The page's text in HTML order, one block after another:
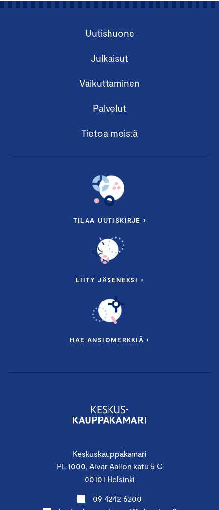
Keskuskauppakamari
PL 1000, Alvar Aallon katu 5 C
00101 Helsinki
09 4242 6200
Uutishuone
Julkaisut
Vaikuttaminen
Palvelut
Tietoa meistä
TILAA UUTISKIRJE ›
LIITY JÄSENEKSI ›
HAE ANSIOMERKKIÄ ›